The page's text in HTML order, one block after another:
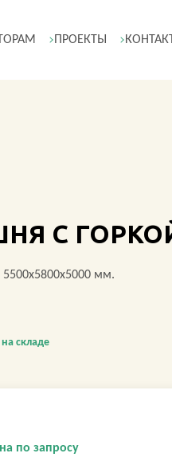
ПРОЕКТЫ
С
мм.
складе
по запросу